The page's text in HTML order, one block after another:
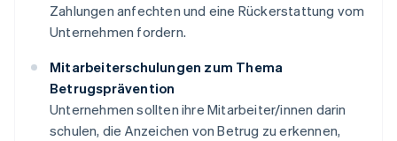
Zahlungen anfechten und eine Rückerstattung vom
Unternehmen fordern.
Mitarbeiterschulungen zum Thema
Betrugsprävention
Unternehmen sollten ihre Mitarbeiter/innen darin
schulen, die Anzeichen von Betrug zu erkennen,